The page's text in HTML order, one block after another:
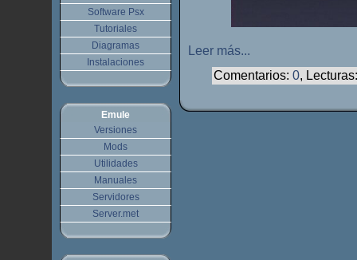
Leer más...
Comentarios: 0,
Software Psx
Tutoriales
Diagramas
Instalaciones
Emule
Versiones
Mods
Utilidades
Manuales
Servidores
Server.met